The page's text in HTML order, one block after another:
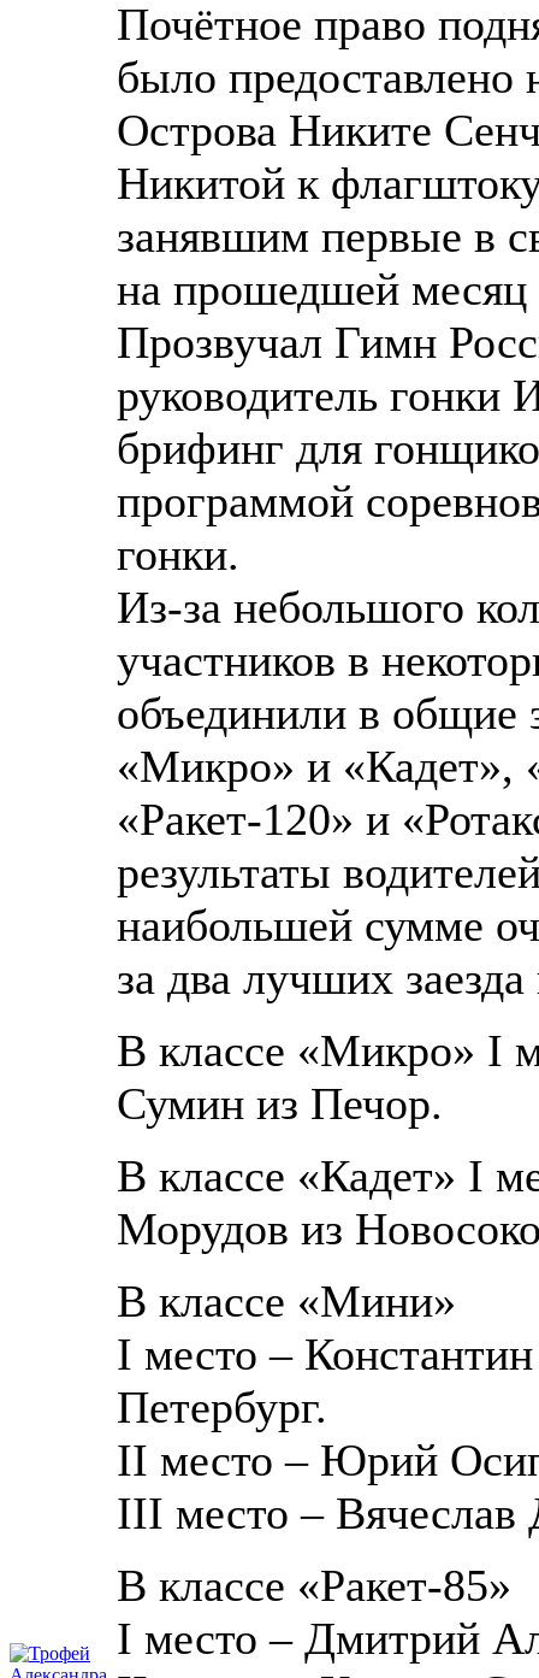
Почётное право
было
Острова Никите
Никитой к
занявшим первые в
на прошедшей месяц
Прозвучал Гимн
руководитель гонки
брифинг для
программой
гонки.
Из-за небольшого
участников в
объединили в общие
«Микро» и «Кадет»,
«Ракет-120» и
результаты
наибольшей сумме
за два лучших заезда
В классе «Микро» I
Сумин из Печор.
В классе «Кадет» I
Морудов из
В классе «Мини»
I место –
Петербург.
II место – Юрий
III место – Вячеслав
В классе «Ракет-85»
I место – Дмитрий